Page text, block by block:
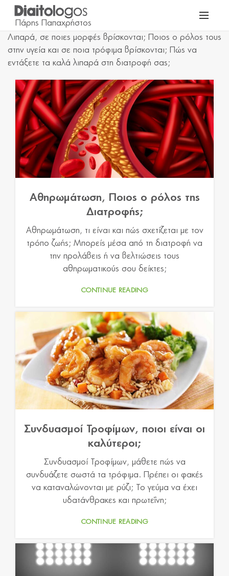
Λιπαρά, σε ποιες μορφές βρίσκονται; Ποιος ο ρόλος τους
στην υγεία και σε ποια τρόφιμα βρίσκονται; Πώς να
εντάξετε τα καλά λιπαρά στη διατροφή σας;
Αθηρωμάτωση, Ποιος ο ρόλος της
Διατροφής;
Αθηρωμάτωση, τι είναι και πώς σχετίζεται με τον
τρόπο ζωής; Μπορείς μέσα από τη διατροφή να
την προλάβεις ή να βελτιώσεις τους
αθηρωματικούς σου δείκτες;
CONTINUE READING
Συνδυασμοί Τροφίμων, ποιοι είναι οι
καλύτεροι;
Συνδυασμοί Τροφίμων, μάθετε πώς να
συνδυάζετε σωστά τα τρόφιμα. Πρέπει οι φακές
να καταναλώνονται με ρύζι; Το γεύμα να έχει
υδατάνθρακες και πρωτεΐνη;
CONTINUE READING